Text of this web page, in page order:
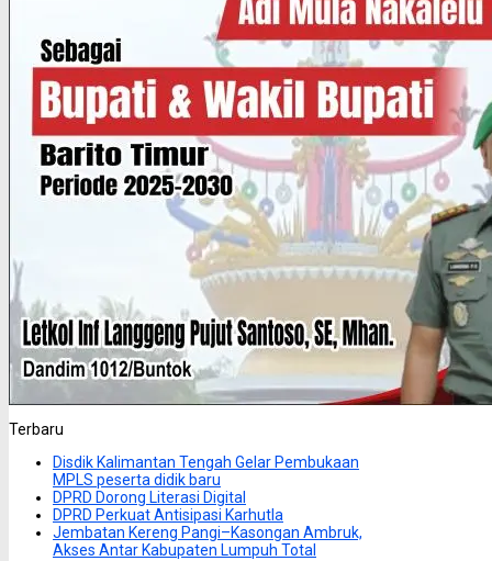
Terbaru
Disdik Kalimantan Tengah Gelar Pembukaan
MPLS peserta didik baru
DPRD Dorong Literasi Digital
DPRD Perkuat Antisipasi Karhutla
Jembatan Kereng Pangi–Kasongan Ambruk,
Akses Antar Kabupaten Lumpuh Total